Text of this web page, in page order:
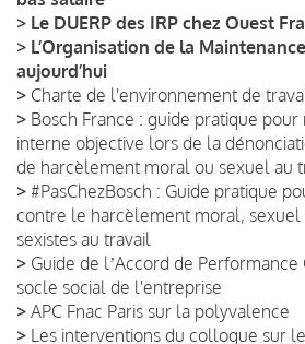
> Le DUERP des IRP chez Ouest
> L’Organisation de la
aujourd’hui
> Charte de l'environnement de
> Bosch France : guide pratique
interne objective lors de la
de harcèlement moral ou sexuel au
> #PasChezBosch : Guide pratique
contre le harcèlement moral, sexuel
sexistes au travail
> Guide de lʼAccord de
socle social de l'entreprise
> APC Fnac Paris sur la polyvalence
> Les interventions du colloque sur